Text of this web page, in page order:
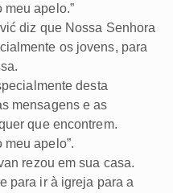
apelo.”
diz que Nossa Senhora
os jovens, para
desta
mensagens e as
que encontrem.
apelo”.
rezou em sua casa.
para ir à igreja para a